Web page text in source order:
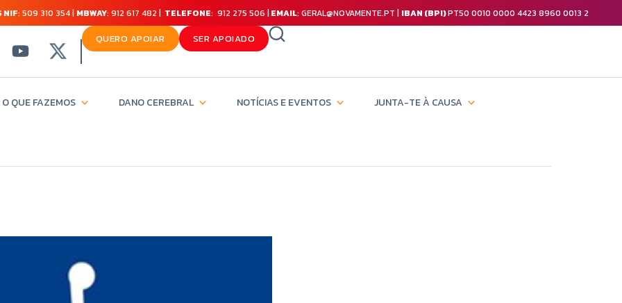
NIF: 509 310 354 | MBWAY: 912 617 482 | TELEFONE: 912 275 506 | EMAIL: GERAL@NOVAMENTE.PT | IBAN (BPI)PT50 0010 0000 4423 8960 0013 2
QUERO APOIAR SER APOIADO
O QUE FAZEMOS DANO CEREBRAL NOTÍCIAS E EVENTOS JUNTA-TE À CAUSA